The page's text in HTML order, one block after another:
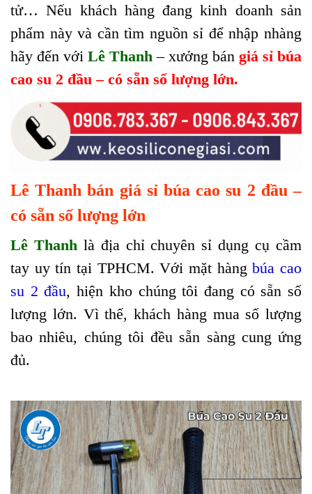
tử… Nếu khách hàng đang kinh doanh sản
phẩm này và cần tìm nguồn sỉ để nhập nhàng
hãy đến với Lê Thanh – xưởng bán giá sỉ búa
cao su 2 đầu – có sẵn số lượng lớn.
Lê Thanh bán giá sỉ búa cao su 2 đầu –
có sẵn số lượng lớn
Lê Thanh là địa chỉ chuyên sỉ dụng cụ cầm
tay uy tín tại TPHCM. Với mặt hàngbúa cao
su 2 đầu, hiện kho chúng tôi đang có sẵn số
lượng lớn. Vì thế, khách hàng mua số lượng
bao nhiêu, chúng tôi đều sẵn sàng cung ứng
đủ.